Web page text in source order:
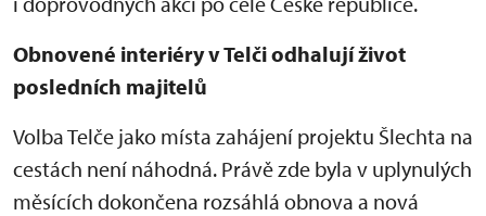
Obnovené interiéry v Telči odhalují život
posledních majitelů
Volba Telče jako místa zahájení projektu Šlechta na
cestách není náhodná. Právě zde byla v uplynulých
měsících dokončena rozsáhlá obnova a nová